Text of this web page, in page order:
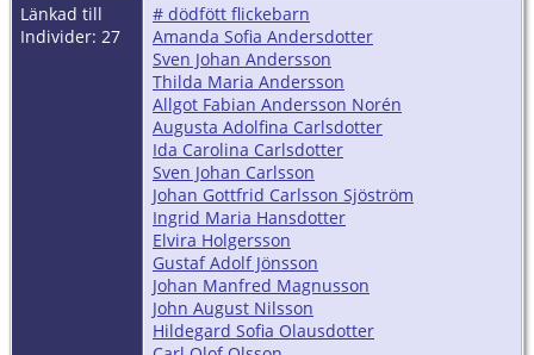
Länkad till
Individer: 27
# dödfött flickebarn
Amanda Sofia Andersdotter
Sven Johan Andersson
Thilda Maria Andersson
Allgot Fabian Andersson Norén
Augusta Adolfina Carlsdotter
Ida Carolina Carlsdotter
Sven Johan Carlsson
Johan Gottfrid Carlsson Sjöström
Ingrid Maria Hansdotter
Elvira Holgersson
Gustaf Adolf Jönsson
Johan Manfred Magnusson
John August Nilsson
Hildegard Sofia Olausdotter